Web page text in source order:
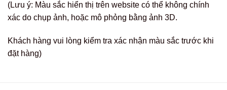
(Lưu ý: Màu sắc hiển thị trên website có thể không chính
xác do chụp ảnh, hoặc mô phỏng bằng ảnh 3D.
Khách hàng vui lòng kiểm tra xác nhận màu sắc trước khi
đặt hàng)